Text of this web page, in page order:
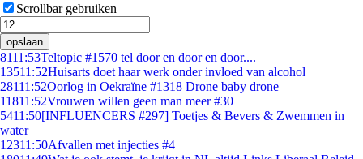
Scrollbar gebruiken
opslaan
8111:53Teltopic #1570 tel door en door en door....
13511:52Huisarts doet haar werk onder invloed van alcohol
28111:52Oorlog in Oekraïne #1318 Drone baby drone
11811:52Vrouwen willen geen man meer #30
5411:50[INFLUENCERS #297] Toetjes & Bevers & Zwemmen in
water
12311:50Afvallen met injecties #4